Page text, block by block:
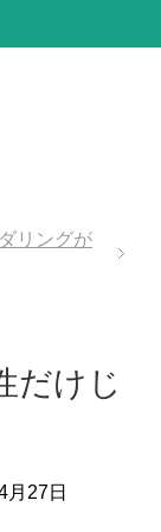
リングが
だけじ
月27日